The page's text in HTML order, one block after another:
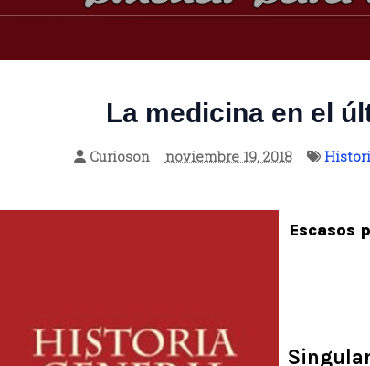
La medicina en el
Curioson noviembre 19, 2018
Escasos